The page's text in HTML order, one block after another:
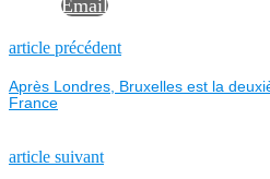
Email
NAVIGATION
DE
L’ARTICLE
article précédentPrevious
Après Londres, Bruxelles est la
France
article suivantNext